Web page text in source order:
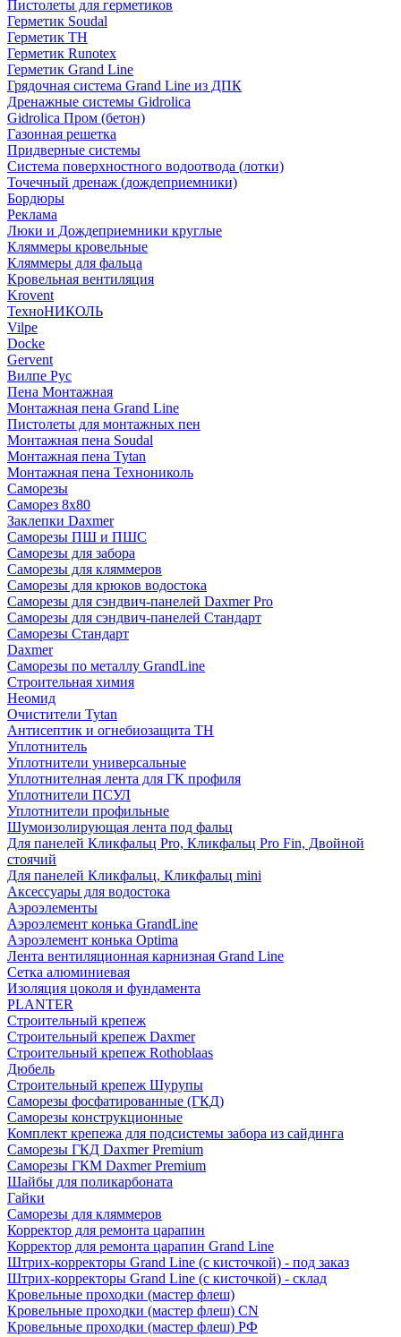
Пистолеты для герметиков
Герметик Soudal
Герметик ТН
Герметик Runotex
Герметик Grand Line
Грядочная система Grand Line из ДПК
Дренажные системы Gidrolica
Gidrolica Пром (бетон)
Газонная решетка
Придверные системы
Система поверхностного водоотвода (лотки)
Точечный дренаж (дождеприемники)
Бордюры
Рекламa
Люки и Дождеприемники круглые
Кляммеры кровельные
Кляммеры для фальца
Кровельная вентиляция
Krovent
ТехноНИКОЛЬ
Vilpe
Docke
Gervent
Вилпе Рус
Пена Монтажнaя
Монтажная пена Grand Linе
Пистолеты для монтажных пен
Монтажная пена Soudal
Монтажная пена Tytan
Монтажная пена Технониколь
Саморезы
Саморез 8х80
Заклепки Daxmer
Саморезы ПШ и ПШС
Саморезы для забора
Саморезы для кляммеров
Саморезы для крюков водостока
Саморезы для сэндвич-панелей Daxmer Pro
Саморезы для сэндвич-панелей Стандарт
Саморезы Стандарт
Daxmer
Саморезы по металлу GrandLine
Строительная химия
Неомид
Очистители Tytan
Антисептик и огнебиозащита ТН
Уплотнитель
Уплотнители универсальные
Уплотнителная лента для ГК профиля
Уплотнители ПСУЛ
Уплотнители профильные
Шумоизолирующая лента под фальц
Для панелей Кликфальц Pro, Кликфальц Pro Fin, Двойной
стоячий
Для панелей Кликфальц, Кликфальц mini
Аксессуары для водостока
Аэроэлементы
Аэроэлемент конька GrandLine
Аэроэлемент конька Optima
Лента вентиляционная карнизная Grand Line
Сетка алюминиевая
Изоляция цоколя и фундамента
PLANTER
Строительный крепеж
Строительный крепеж Daxmer
Строительный крепеж Rothoblaas
Дюбель
Строительный крепеж Шурупы
Саморeзы фосфатированные (ГКД)
Саморезы конструкционные
Комплект крепежа для подсистемы забора из сайдинга
Саморезы ГКД Daxmer Premium
Саморезы ГКМ Daxmer Premium
Шайбы для поликарбоната
Гайки
Саморезы для кляммеров
Корректор для ремонта царапин
Корректор для ремонта царапин Grand Line
Штрих-корректоры Grand Line (с кисточкой) - под заказ
Штрих-корректоры Grand Line (с кисточкой) - склад
Кровельные проходки (мастер флеш)
Кровельные проходки (мастер флеш) CN
Кровельные проходки (мастер флеш) РФ